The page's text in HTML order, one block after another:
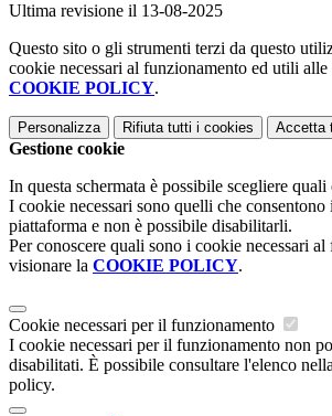
Ultima revisione il 13-08-2025
Questo sito o gli strumenti terzi da questo
cookie necessari al funzionamento ed utili
COOKIE POLICY.
Personalizza Rifiuta tutti i cookies Accetta
Gestione cookie
In questa schermata è possibile scegliere
I cookie necessari sono quelli che
piattaforma e non è possibile disabilitarli.
Per conoscere quali sono i cookie necessari
visionare la COOKIE POLICY.
Cookie necessari per il funzionamento
I cookie necessari per il funzionamento non
disabilitati. È possibile consultare l'elenco
policy.